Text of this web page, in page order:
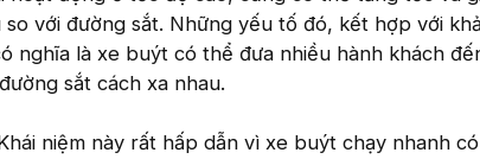
với đường sắt. Những yếu tố đó, kết hợp với
nghĩa là xe buýt có thể đưa nhiều hành khách
sắt cách xa nhau.
niệm này rất hấp dẫn vì xe buýt chạy nhanh